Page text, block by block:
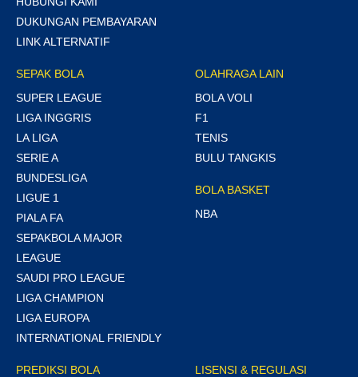
DUKUNGAN PEMBAYARAN
LINK ALTERNATIF
SEPAK BOLA
SUPER LEAGUE
LIGA INGGRIS
LA LIGA
SERIE A
BUNDESLIGA
LIGUE 1
PIALA FA
SEPAKBOLA MAJOR
LEAGUE
SAUDI PRO LEAGUE
LIGA CHAMPION
LIGA EUROPA
INTERNATIONAL FRIENDLY
OLAHRAGA LAIN
BOLA VOLI
F1
TENIS
BULU TANGKIS
BOLA BASKET
NBA
PREDIKSI BOLA
LISENSI & REGULASI